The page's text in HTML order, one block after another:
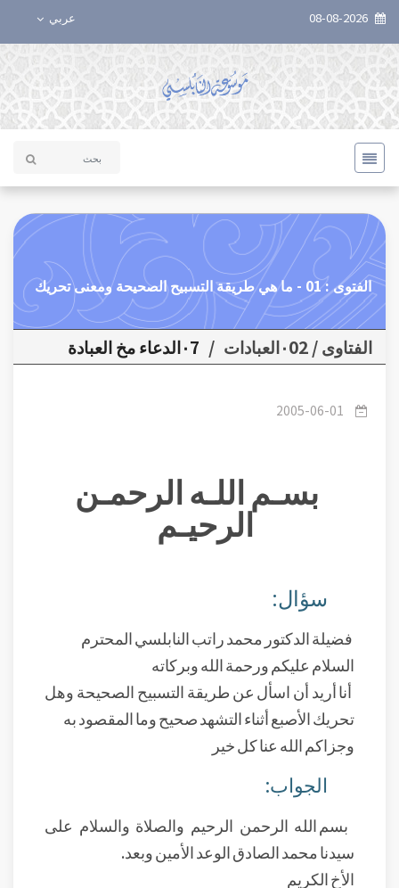
عربي
الفتوى : 01 - ما هي طريقة التسبيح الصحيحة ومعنى تحريك
الأصبع أثناء التشهد ؟ .
الفتاوى / ٠02العبادات / ٠7الدعاء مخ العبادة
2005-06-01
بسـم اللـه الرحمـن
الرحيـم
سؤال:
فضيلة الدكتور محمد راتب النابلسي المحترم
السلام عليكم ورحمة الله وبركاته
أنا أريد أن اسأل عن طريقة التسبيح الصحيحة وهل
تحريك الأصبع أثناء التشهد صحيح وما المقصود به
وجزاكم الله عنا كل خير
الجواب:
بسم الله الرحمن الرحيم والصلاة والسلام على
سيدنا محمد الصادق الوعد الأمين وبعد.
الأخ الكريم